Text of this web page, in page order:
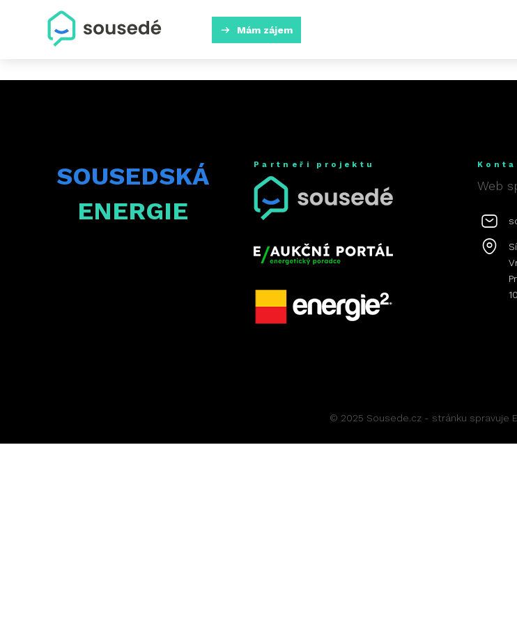
Mám zájem
SOUSEDSKÁ
ENERGIE
Partneři projektu
Web
© 2025 Sousede.cz - stránku spravuje